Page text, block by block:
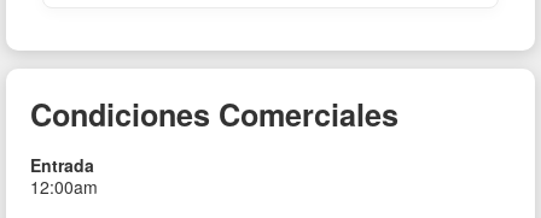
Condiciones Comerciales
Entrada
12:00am